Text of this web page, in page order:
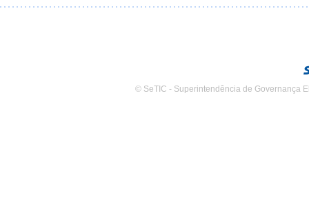
© SeTIC - Superintendência de Governança